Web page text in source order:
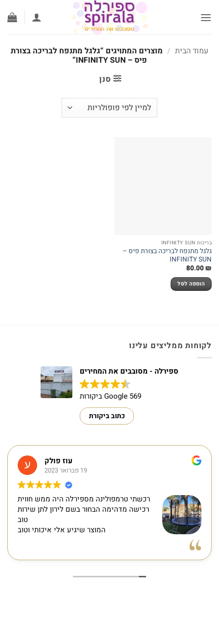
לתוכן
עמוד הבית / מוצרים המתויגים “גלגל מתנפח לבריכה בצורת
פיס – INFINITY SUN”
סנן
בריכות INFINITY SUN
גלגל מתנפח לבריכה בצורת פיס –
INFINITY SUN
80.00₪
הוספה לסל
לקוחות ממליצים עלינו
ספירלה - מסובבים את המחירים
569 Google ביקורות
כתוב ביקורת
עוז פולק
19 פברואר 2023
רכשתי טרמפולינה מספירלה היה ממש חווית
רכישה מדהימה הבחור בשם לירון לתן שירות
טוב
המוצר שיגיע אלי איכותי וטוב